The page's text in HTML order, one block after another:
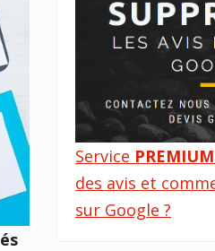
Service PREMIUM
des avis et
sur Google ?